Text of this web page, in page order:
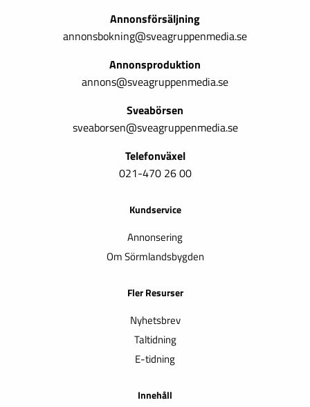
Annonsförsäljning
annonsbokning@sveagruppenmedia.se
Annonsproduktion
annons@sveagruppenmedia.se
Sveabörsen
sveaborsen@sveagruppenmedia.se
Telefonväxel
021-470 26 00
Kundservice
Annonsering
Om Sörmlandsbygden
Fler Resurser
Nyhetsbrev
Taltidning
E-tidning
Innehåll